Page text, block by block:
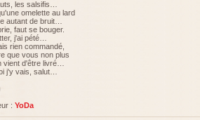
les salsifis…
omelette au lard
autant de bruit…
faut se bouger.
j'ai pété…
rien commandé,
que vous non plus
vient d'être livré…
j'y vais, salut…
: YoDa